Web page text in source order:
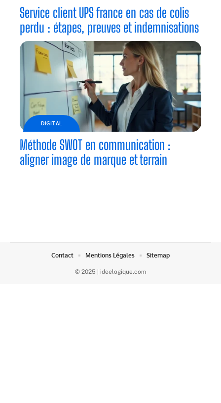
Service client UPS france en cas de colis
perdu : étapes, preuves et indemnisations
DIGITAL
Méthode SWOT en communication :
aligner image de marque et terrain
© 2025 | ideelogique.com
Contact Mentions Légales Sitemap